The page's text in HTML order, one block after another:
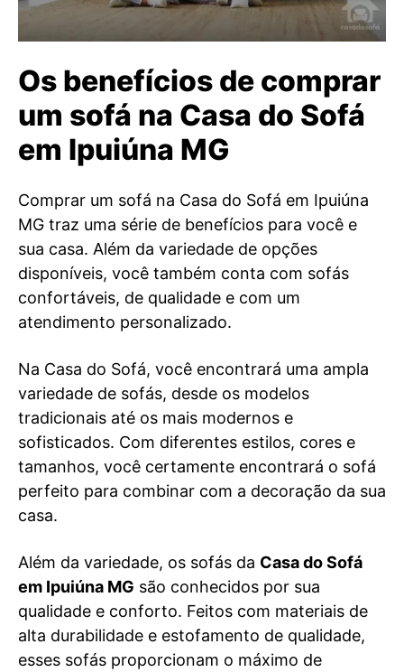
Os benefícios de comprar
um sofá na Casa do Sofá
em Ipuiúna MG
Comprar um sofá na Casa do Sofá em Ipuiúna
MG traz uma série de benefícios para você e
sua casa. Além da variedade de opções
disponíveis, você também conta com sofás
confortáveis, de qualidade e com um
atendimento personalizado.
Na Casa do Sofá, você encontrará uma ampla
variedade de sofás, desde os modelos
tradicionais até os mais modernos e
sofisticados. Com diferentes estilos, cores e
tamanhos, você certamente encontrará o sofá
perfeito para combinar com a decoração da sua
casa.
Além da variedade, os sofás da Casa do Sofá
em Ipuiúna MG são conhecidos por sua
qualidade e conforto. Feitos com materiais de
alta durabilidade e estofamento de qualidade,
esses sofás proporcionam o máximo de